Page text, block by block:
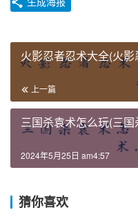
火影忍者忍术大全(火
上一篇
三国杀袁术怎么玩(三
2024年5月25日 am4:57
猜你喜欢